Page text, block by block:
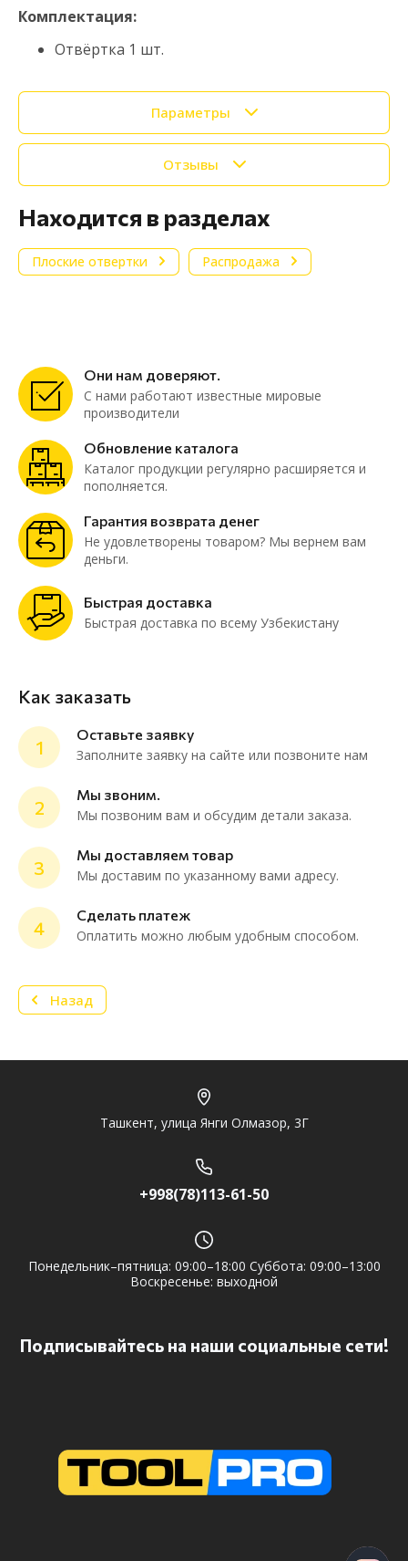
Комплектация:
Отвёртка 1 шт.
Параметры
Отзывы
Находится в разделах
Плоские отвертки Распродажа
Они нам доверяют.
С нами работают известные мировые
производители
Обновление каталога
Каталог продукции регулярно расширяется и
пополняется.
Гарантия возврата денег
Не удовлетворены товаром? Мы вернем вам
деньги.
Быстрая доставка
Быстрая доставка по всему Узбекистану
Как заказать
1
Оставьте заявку
Заполните заявку на сайте или позвоните нам
2
Мы звоним.
Мы позвоним вам и обсудим детали заказа.
3
Мы доставляем товар
Мы доставим по указанному вами адресу.
4
Сделать платеж
Оплатить можно любым удобным способом.
Назад
Ташкент, улица Янги Олмазор, 3Г
+998(78)113-61-50
Понедельник–пятница: 09:00–18:00 Суббота: 09:00–13:00
Воскресенье: выходной
Подписывайтесь на наши социальные сети!
online
Мессенджеры
Нужна консультация или персональное
предложение? Пиши в мессенджер!
Telegram